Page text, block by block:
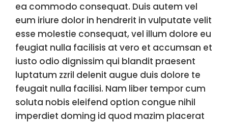
ea commodo consequat. Duis autem vel
eum iriure dolor in hendrerit in vulputate velit
esse molestie consequat, vel illum dolore eu
feugiat nulla facilisis at vero et accumsan et
iusto odio dignissim qui blandit praesent
luptatum zzril delenit augue duis dolore te
feugait nulla facilisi. Nam liber tempor cum
soluta nobis eleifend option congue nihil
imperdiet doming id quod mazim placerat